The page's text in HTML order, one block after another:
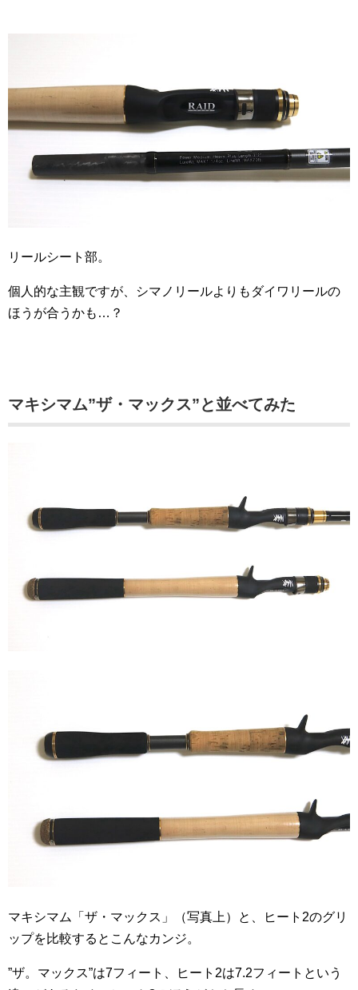
リールシート部。
個人的な主観ですが、シマノリールよりもダイワリールの
ほうが合うかも…？
マキシマム”ザ・マックス”と並べてみた
マキシマム「ザ・マックス」（写真上）と、ヒート2のグリ
ップを比較するとこんなカンジ。
”ザ。マックス”は7フィート、ヒート2は7.2フィートという